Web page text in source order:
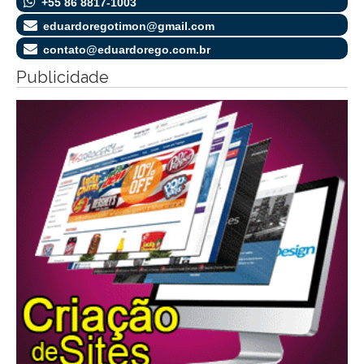
eduardoregotimon@gmail.com
contato@eduardorego.com.br
Publicidade